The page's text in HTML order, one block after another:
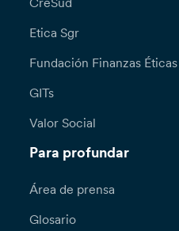
Etica Sgr
Fundación Finanzas Éticas
GITs
Valor Social
Para profundar
Área de prensa
Glosario